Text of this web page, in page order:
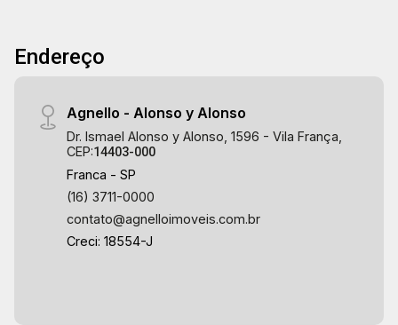
Endereço
Agnello - Alonso y Alonso
Dr. Ismael Alonso y Alonso, 1596 - Vila França,
CEP:14403-000
Franca - SP
(16) 3711-0000
contato@agnelloimoveis.com.br
Creci: 18554-J